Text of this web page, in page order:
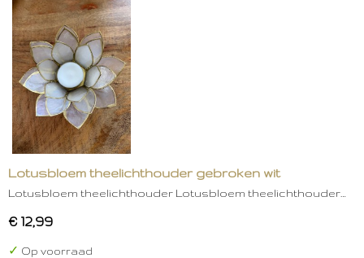
Lotusbloem theelichthouder gebroken wit
Lotusbloem theelichthouder Lotusbloem theelichthouder…
€ 12,99
✓ Op voorraad